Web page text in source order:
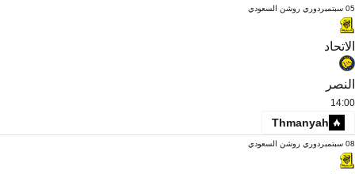
05 سبتمبر دوري روشن السعودي
الاتحاد
النصر
14:00
Thmanyah
08 سبتمبر دوري روشن السعودي